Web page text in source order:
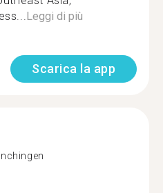
Leggi di più
Scarica la app